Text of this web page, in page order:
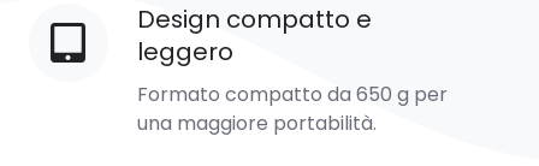
Design compatto e
leggero
Formato compatto da 650 g per
una maggiore portabilità.
Design
compatto